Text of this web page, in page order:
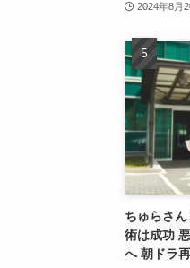
2024年8月
ちゅらさ
術は成功
へ 朝ドラ